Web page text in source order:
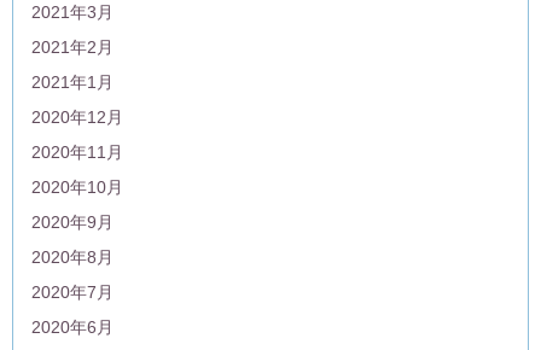
2021年3月
2021年2月
2021年1月
2020年12月
2020年11月
2020年10月
2020年9月
2020年8月
2020年7月
2020年6月